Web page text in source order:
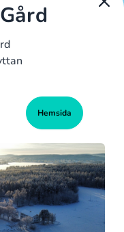
Hemsida
Sveriges Ledande Gymkedjor